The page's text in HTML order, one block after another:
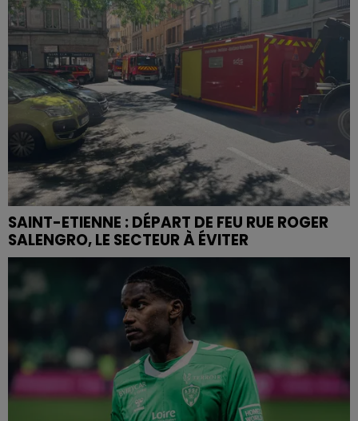
SAINT-ETIENNE : DÉPART DE FEU RUE ROGER
SALENGRO, LE SECTEUR À ÉVITER